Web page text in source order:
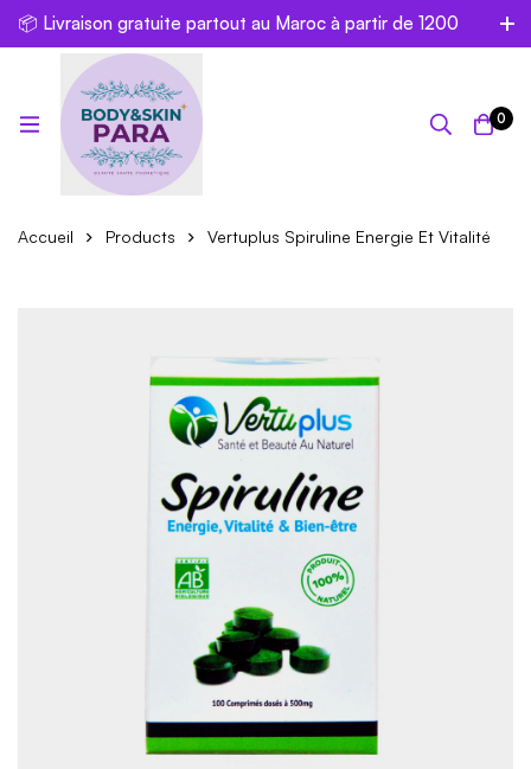
📦 Livraison gratuite partout au Maroc à partir de 1200
dh
0
Accueil Products Vertuplus Spiruline Energie Et Vitalité